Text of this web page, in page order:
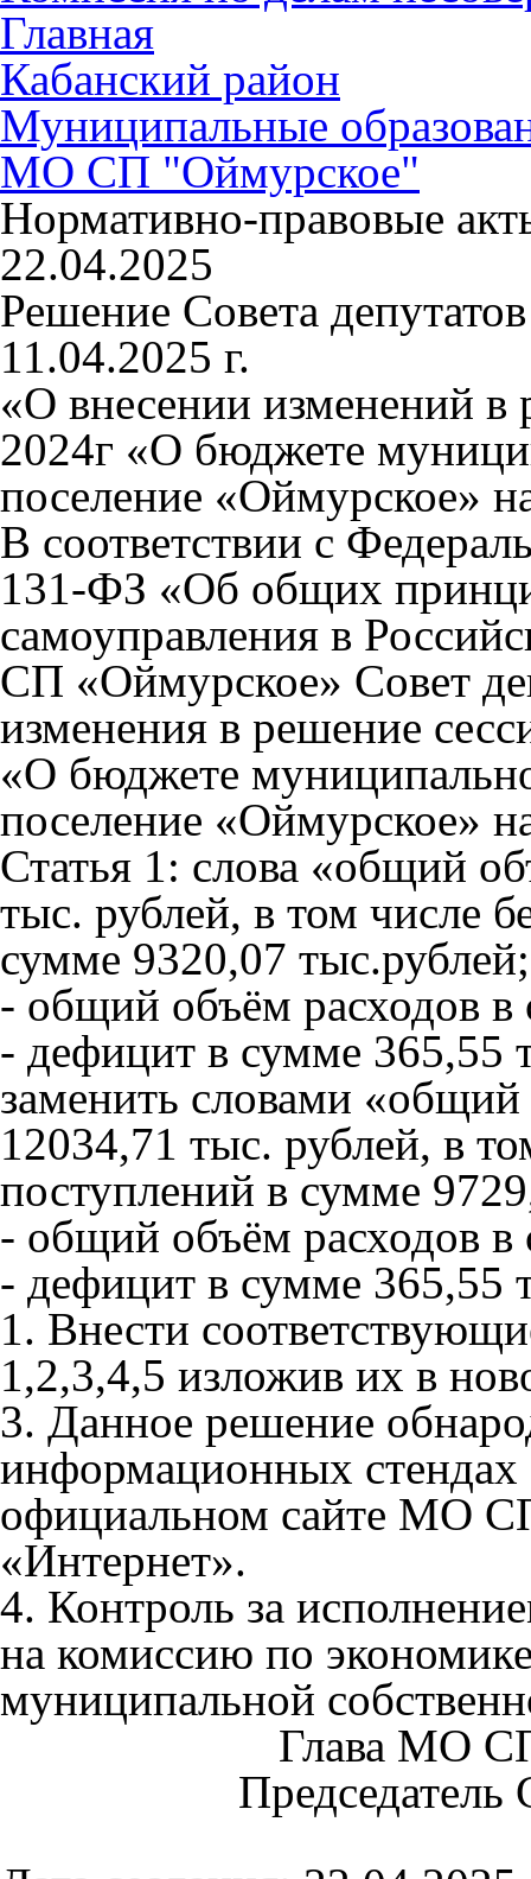
Главная
Кабанский район
Муниципальные
МО СП "Оймурское"
Нормативно-правовые
22.04.2025
Решение Совета
11.04.2025 г.
«О внесении изменений
2024г «О бюджете
поселение «Оймурское»
В соответствии с
131-ФЗ «Об общих
самоуправления в
СП «Оймурское» Совет
изменения в решение
«О бюджете
поселение «Оймурское»
Статья 1: слова «общий
тыс. рублей, в том числе
сумме 9320,07 тыс.рублей;
- общий объём расходов
- дефицит в сумме 365,55
заменить словами
12034,71 тыс. рублей, в
поступлений в сумме
- общий объём расходов
- дефицит в сумме 365,55
1. Внести
1,2,3,4,5 изложив их в
3. Данное решение
информационных
официальном сайте МО
«Интернет».
4. Контроль за
на комиссию по
муниципальной
Глава МО
Председатель